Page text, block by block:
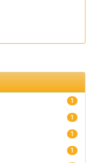
Ramírez Cruz,
Granados,
1
1
1
1